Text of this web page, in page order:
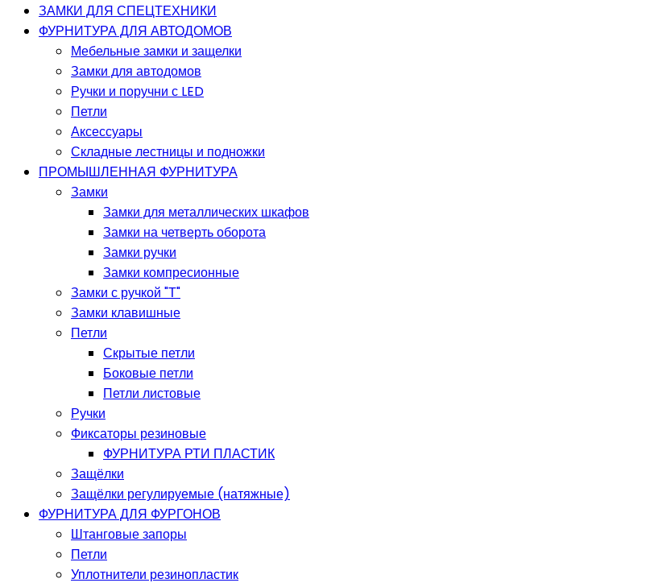
ЗАМКИ ДЛЯ СПЕЦТЕХНИКИ
ФУРНИТУРА ДЛЯ АВТОДОМОВ
Мебельные замки и защелки
Замки для автодомов
Ручки и поручни с LED
Петли
Аксессуары
Складные лестницы и подножки
ПРОМЫШЛЕННАЯ ФУРНИТУРА
Замки
Замки для металлических шкафов
Замки на четверть оборота
Замки ручки
Замки компресионные
Замки с ручкой "Т"
Замки клавишные
Петли
Скрытые петли
Боковые петли
Петли листовые
Ручки
Фиксаторы резиновые
ФУРНИТУРА РТИ ПЛАСТИК
Защёлки
Защёлки регулируемые (натяжные)
ФУРНИТУРА ДЛЯ ФУРГОНОВ
Штанговые запоры
Петли
Уплотнители резинопластик